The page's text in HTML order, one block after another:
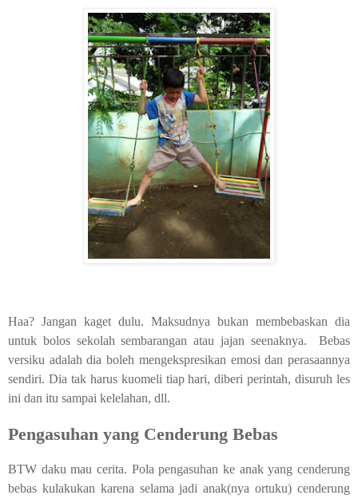
Haa? Jangan kaget dulu. Maksudnya bukan membebaskan dia
untuk bolos sekolah sembarangan atau jajan seenaknya.
Bebas
versiku adalah dia boleh mengekspresikan emosi dan perasaannya
sendiri. Dia tak harus kuomeli tiap hari, diberi perintah, disuruh les
ini dan itu sampai kelelahan, dll.
Pengasuhan yang Cenderung Bebas
BTW daku mau cerita. Pola pengasuhan ke anak yang cenderung
bebas kulakukan karena selama jadi anak(nya ortuku) cenderung